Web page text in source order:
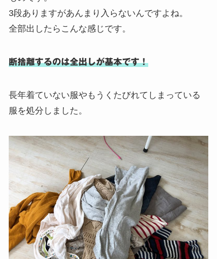
3段ありますがあんまり入らないんですよね。
全部出したらこんな感じです。
断捨離するのは全出しが基本です！
長年着ていない服やもうくたびれてしまっている
服を処分しました。